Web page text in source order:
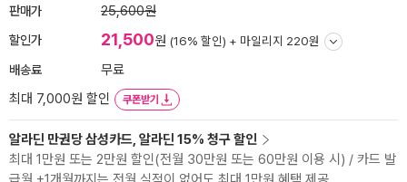
판매가 25,600원
할인가 21,500원 (16% 할인) + 마일리지 220원
배송료
무료
최대 7,000원 할인
쿠폰받기
알라딘 만권당 삼성카드, 알라딘 15% 청구 할인
최대 1만원 또는 2만원 할인(전월 30만원 또는 60만원 이용 시) / 카드 발